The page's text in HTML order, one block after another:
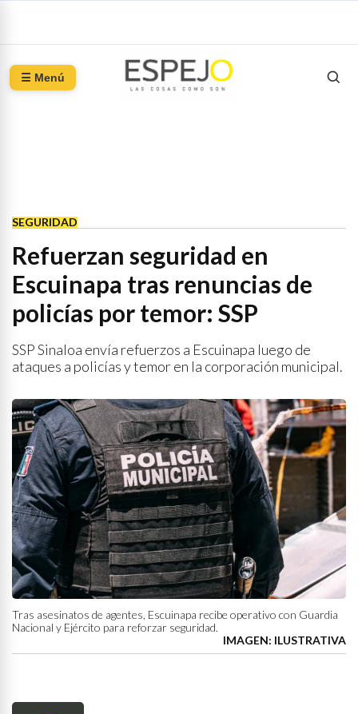
☰ Menú
SEGURIDAD
Refuerzan seguridad en
Escuinapa tras renuncias de
policías por temor: SSP
SSP Sinaloa envía refuerzos a Escuinapa luego de
ataques a policías y temor en la corporación municipal.
Tras asesinatos de agentes, Escuinapa recibe operativo con Guardia
Nacional y Ejército para reforzar seguridad.
IMAGEN: ILUSTRATIVA